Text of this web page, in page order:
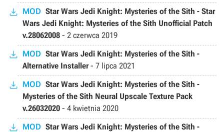
MOD Star Wars Jedi Knight: Mysteries of the Sith - Star
Wars Jedi Knight: Mysteries of the Sith Unofficial Patch
v.28062008 - 2 czerwca 2019
MOD Star Wars Jedi Knight: Mysteries of the Sith -
Alternative Installer- 7 lipca 2021
MOD Star Wars Jedi Knight: Mysteries of the Sith -
Mysteries of the Sith Neural Upscale Texture Pack
v.26032020 - 4 kwietnia 2020
MOD Star Wars Jedi Knight: Mysteries of the Sith -